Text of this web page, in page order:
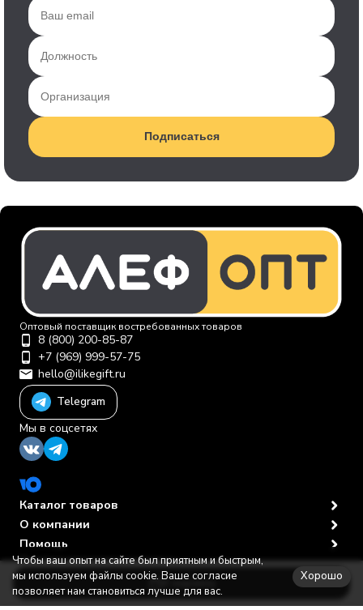
В корзину
Подписаться
Оптовый поставщик востребованных товаров
8 (800) 200-85-87
+7 (969) 999-57-75
hello@ilikegift.ru
Telegram
Мы в соцсетях
Каталог товаров
О компании
Помощь
Политика персональных данных
© 2012-2026 ООО "Первая торговая компания"
Чтобы ваш опыт на сайте был приятным и быстрым,
мы используем файлы cookie. Ваше согласие
позволяет нам становиться лучше для вас.
Хорошо